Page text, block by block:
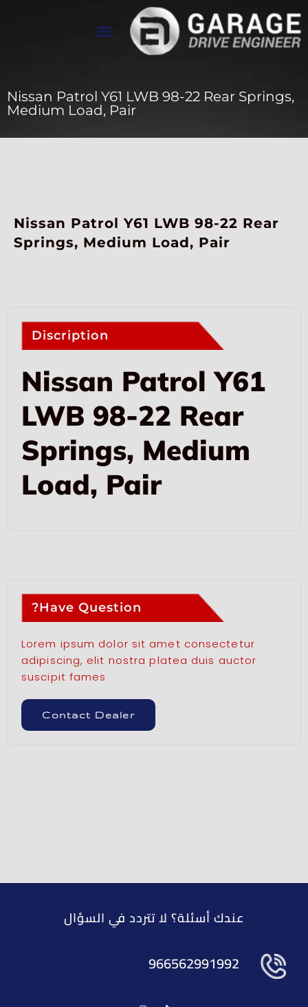
Nissan Patrol Y61 LWB 98-22 Rear Springs,
Medium Load, Pair
Nissan Patrol Y61 LWB 98-22 Rear
Springs, Medium Load, Pair
Discription
Nissan Patrol Y61
LWB 98-22 Rear
Springs, Medium
Load, Pair
Have Question?
Lorem ipsum dolor sit amet consectetur
adipiscing, elit nostra platea duis auctor
suscipit fames
Contact Dealer
عندك أسئلة؟ لا تتردد في السؤال
966562991992